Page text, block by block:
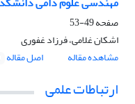
صفحه49-53
اشکان غلامی، فرزاد غفوری
مشاهده مقاله
اصل مقاله
ارتباطات علمی